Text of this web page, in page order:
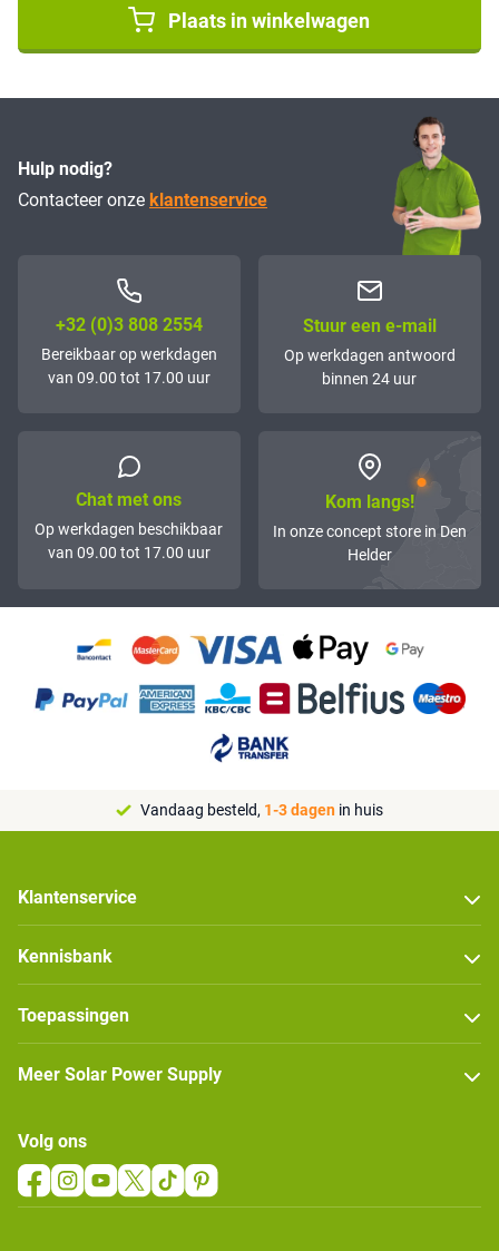
Plaats in winkelwagen
Hulp nodig?
Contacteer onze klantenservice
+32 (0)3 808 2554
Bereikbaar op werkdagen
van 09.00 tot 17.00 uur
Stuur een e-mail
Op werkdagen antwoord
binnen 24 uur
Chat met ons
Op werkdagen beschikbaar
van 09.00 tot 17.00 uur
Kom langs!
In onze concept store in Den
Helder
Vandaag besteld, 1-3 dagen in huis
Klantenservice
Kennisbank
Toepassingen
Meer Solar Power Supply
Volg ons